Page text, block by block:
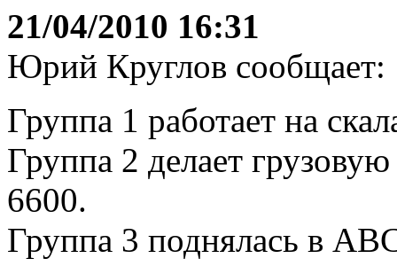
21/04/2010 16:31
Юрий Круглов сообщает:
Группа 1 работает на
Группа 2 делает
6600.
Группа 3 поднялась в